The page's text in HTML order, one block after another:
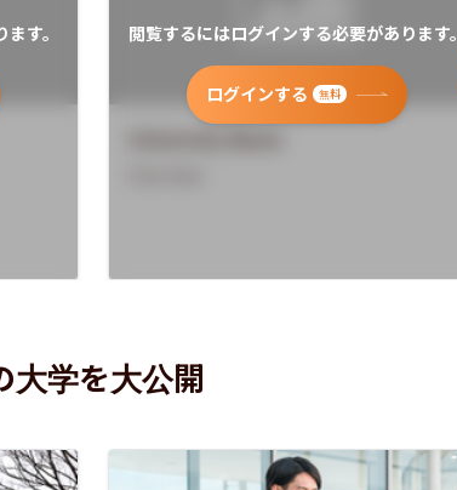
す。 閲覧するにはログインする必要があります。
ログインする 無料
大学を大公開